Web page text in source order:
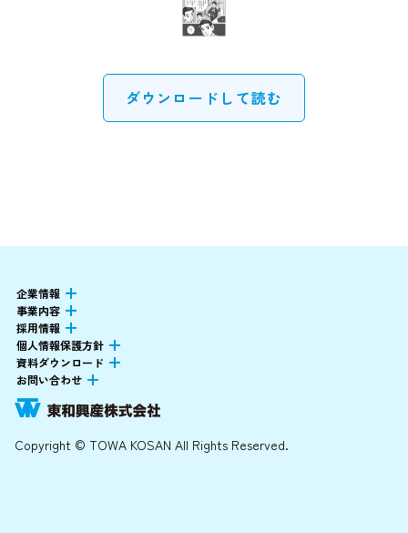
ダウンロードして読む
企業情報
事業内容
採用情報
個人情報保護方針
資料ダウンロード
お問い合わせ
Copyright © TOWA KOSAN All Rights Reserved.